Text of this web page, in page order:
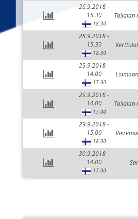
26.9.2018 -
15.30
18.30
Toijalan
28.9.2018 -
15.30
18.30
29.9.2018 -
14.00
17.00
29.9.2018 -
14.00
17.00
Toijalan
29.9.2018 -
15.00
18.00
30.9.2018 -
14.00
17.00